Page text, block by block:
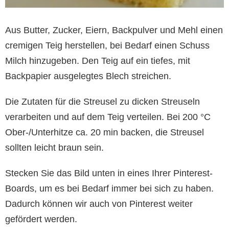
Aus Butter, Zucker, Eiern, Backpulver und Mehl einen
cremigen Teig herstellen, bei Bedarf einen Schuss
Milch hinzugeben. Den Teig auf ein tiefes, mit
Backpapier ausgelegtes Blech streichen.
Die Zutaten für die Streusel zu dicken Streuseln
verarbeiten und auf dem Teig verteilen. Bei 200 °C
Ober-/Unterhitze ca. 20 min backen, die Streusel
sollten leicht braun sein.
Stecken Sie das Bild unten in eines Ihrer Pinterest-
Boards, um es bei Bedarf immer bei sich zu haben.
Dadurch können wir auch von Pinterest weiter
gefördert werden.